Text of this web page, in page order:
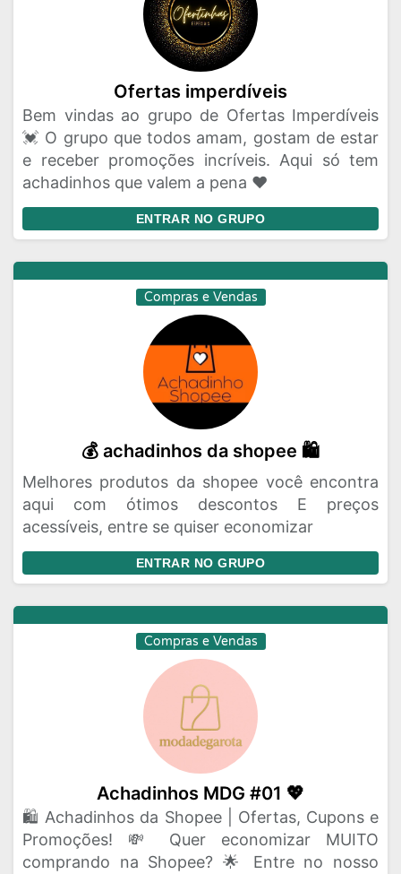
Ofertas imperdíveis
Bem vindas ao grupo de Ofertas Imperdíveis
💓 O grupo que todos amam, gostam de estar
e receber promoções incríveis. Aqui só tem
achadinhos que valem a pena ❤️
ENTRAR NO GRUPO
Compras e Vendas
💰 achadinhos da shopee 🛍️
Melhores produtos da shopee você encontra
aqui com ótimos descontos E preços
acessíveis, entre se quiser economizar
ENTRAR NO GRUPO
Compras e Vendas
Achadinhos MDG #01 💖
🛍️ Achadinhos da Shopee | Ofertas, Cupons e
Promoções! 💸 Quer economizar MUITO
comprando na Shopee? 🌟 Entre no nosso